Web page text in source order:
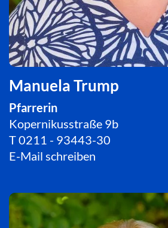
Manuela Trump
Pfarrerin
Kopernikusstraße 9b
T0211 - 93443-30
E-Mail schreiben